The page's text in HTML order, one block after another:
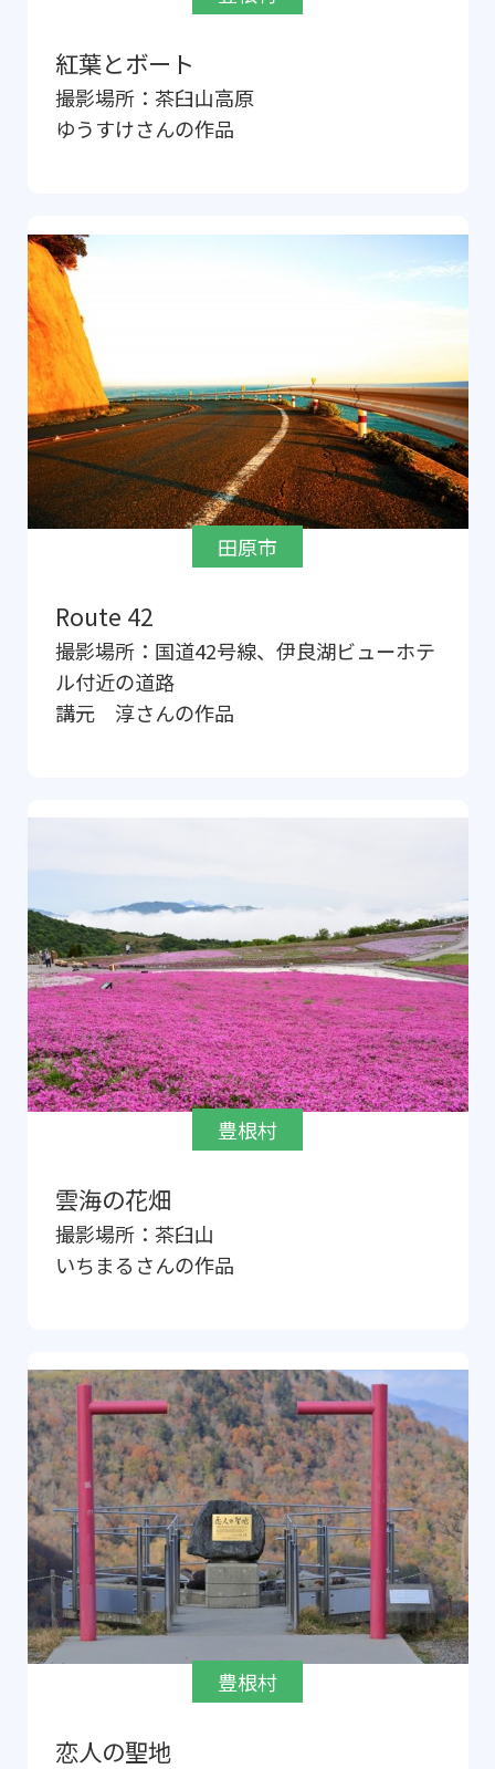
紅葉とボート
撮影場所： 茶臼山高原
ゆうすけさんの作品
田原市
Route 42
撮影場所： 国道42号線、伊良湖ビューホテ
ル付近の道路
講元 淳さんの作品
豊根村
雲海の花畑
撮影場所： 茶臼山
いちまる さんの作品
豊根村
恋人の聖地